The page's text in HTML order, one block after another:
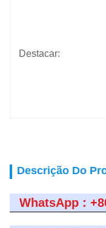
Destacar:
Descrição Do
WhatsApp :